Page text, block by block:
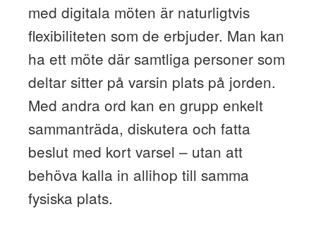
med digitala möten är naturligtvis
flexibiliteten som de erbjuder. Man kan
ha ett möte där samtliga personer som
deltar sitter på varsin plats på jorden.
Med andra ord kan en grupp enkelt
sammanträda, diskutera och fatta
beslut med kort varsel – utan att
behöva kalla in allihop till samma
fysiska plats.